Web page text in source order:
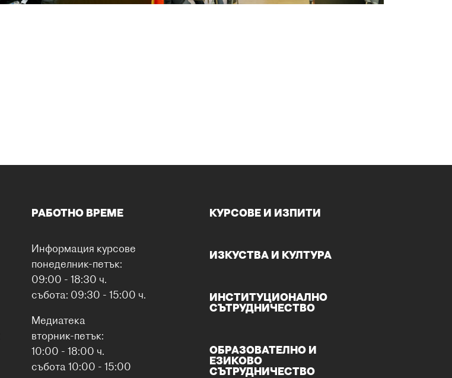
РАБОТНО ВРЕМЕ
Информация курсове
понеделник-петък:
09:00 - 18:30 ч.
събота: 09:30 - 15:00 ч.
Медиатека
вторник-петък:
10:00 - 18:00 ч.
събота 10:00 - 15:00
КУРСОВЕ И ИЗПИТИ
ИЗКУСТВА И КУЛТУРА
ИНСТИТУЦИОНАЛНО
СЪТРУДНИЧЕСТВО
ОБРАЗОВАТЕЛНО И
ЕЗИКОВО
СЪТРУДНИЧЕСТВО